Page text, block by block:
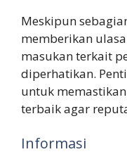
Meskipun
memberikan
masukan terkait
diperhatikan.
untuk
terbaik agar
Informasi